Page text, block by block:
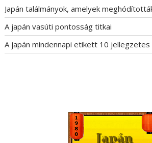
Japán találmányok, amelyek
A japán vasúti pontosság titkai
A japán mindennapi etikett 10 jellegzetes